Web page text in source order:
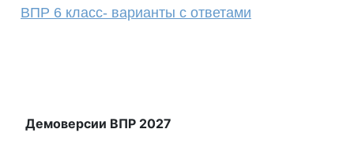
ВПР 6 класс- варианты с ответами
Демоверсии ВПР 2027